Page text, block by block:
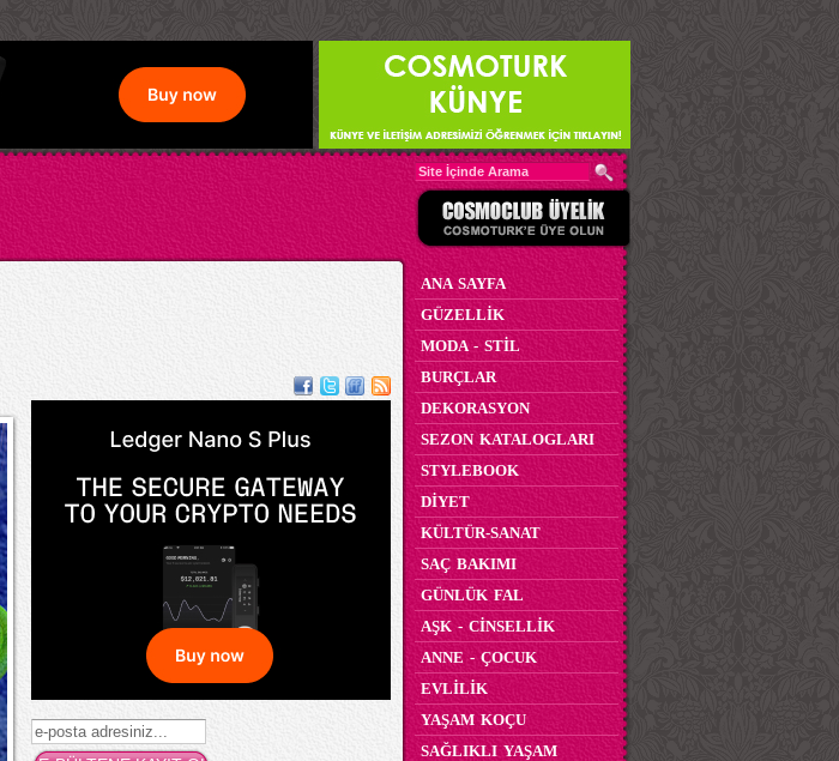
ANA SAYFA
GÜZELLİK
MODA - STİL
BURÇLAR
DEKORASYON
SEZON KATALOGLARI
STYLEBOOK
DİYET
KÜLTÜR-SANAT
SAÇ BAKIMI
GÜNLÜK FAL
AŞK - CİNSELLİK
ANNE - ÇOCUK
EVLİLİK
YAŞAM KOÇU
SAĞLIKLI YAŞAM